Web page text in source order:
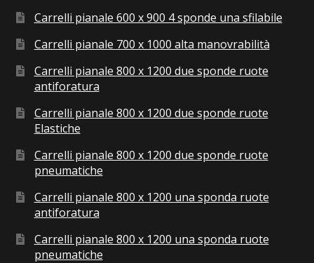
Carrelli pianale 600 x 900 4 sponde una sfilabile
Carrelli pianale 700 x 1000 alta manovrabilità
Carrelli pianale 800 x 1200 due sponde ruote
antiforatura
Carrelli pianale 800 x 1200 due sponde ruote
Elastiche
Carrelli pianale 800 x 1200 due sponde ruote
pneumatiche
Carrelli pianale 800 x 1200 una sponda ruote
antiforatura
Carrelli pianale 800 x 1200 una sponda ruote
pneumatiche